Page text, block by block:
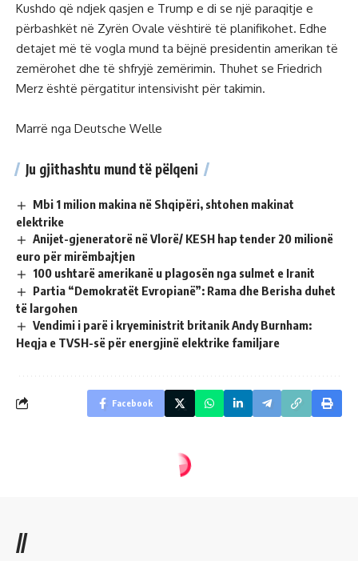
Kushdo që ndjek qasjen e Trump e di se një paraqitje e
përbashkët në Zyrën Ovale vështirë të planifikohet. Edhe
detajet më të vogla mund ta bëjnë presidentin amerikan të
zemërohet dhe të shfryjë zemërimin. Thuhet se Friedrich
Merz është përgatitur intensivisht për takimin.
Marrë nga Deutsche Welle
Ju gjithashtu mund të pëlqeni
Mbi 1 milion makina në Shqipëri, shtohen makinat
elektrike
Anijet-gjeneratorë në Vlorë/ KESH hap tender 20 milionë
euro për mirëmbajtjen
100 ushtarë amerikanë u plagosën nga sulmet e Iranit
Partia “Demokratët Evropianë”: Rama dhe Berisha duhet
të largohen
Vendimi i parë i kryeministrit britanik Andy Burnham:
Heqja e TVSH-së për energjinë elektrike familjare
Facebook
//